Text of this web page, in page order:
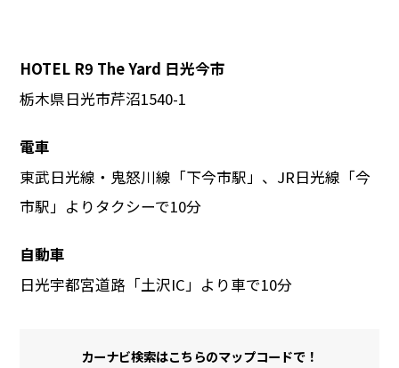
HOTEL R9 The Yard 日光今市
栃木県日光市芹沼1540-1
電車
東武日光線・鬼怒川線「下今市駅」、JR日光線「今
市駅」よりタクシーで10分
自動車
日光宇都宮道路「土沢IC」より車で10分
カーナビ検索はこちらのマップコードで！